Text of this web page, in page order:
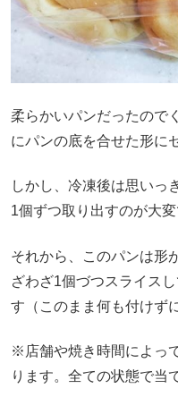
柔らかいパンだったので
にパンの底を合せた形に
しかし、冷凍後は思いっ
1個ずつ取り出すのが大変
それから、このパンは形
ざわざ1個づつスライス
す（このまま何も付けず
※店舗や焼き時間によっ
ります。全ての状態で当